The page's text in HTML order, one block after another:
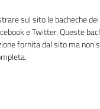
sul sito le bacheche
e Twitter. Queste
fornita dal sito ma non